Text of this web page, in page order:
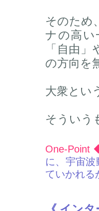
そのため
ナの高い
「自由
の方向を
大衆とい
そういう
One-Point
に、宇宙
ていかれる